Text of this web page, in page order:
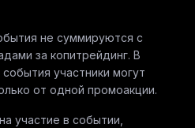
не суммируются с
за копитрейдинг. В
участники могут
от одной промоакции.
участие в событии,